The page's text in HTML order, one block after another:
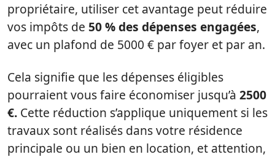
propriétaire, utiliser cet avantage peut réduire
vos impôts de 50 % des dépenses engagées,
avec un plafond de 5000 € par foyer et par an.
Cela signifie que les dépenses éligibles
pourraient vous faire économiser jusqu’à 2500
€. Cette réduction s’applique uniquement si les
travaux sont réalisés dans votre résidence
principale ou un bien en location, et attention,